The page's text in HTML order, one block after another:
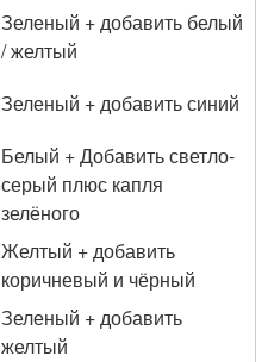
Зеленый + добавить белый
/ желтый
Зеленый + добавить синий
Белый + Добавить светло-
серый плюс капля
зелёного
Желтый + добавить
коричневый и чёрный
Зеленый + добавить
желтый